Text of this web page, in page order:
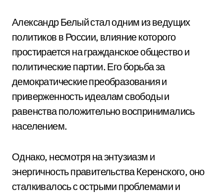
Александр Белый стал одним из ведущих
политиков в России, влияние которого
простирается на гражданское общество и
политические партии. Его борьба за
демократические преобразования и
приверженность идеалам свободы и
равенства положительно воспринимались
населением.
Однако, несмотря на энтузиазм и
энергичность правительства Керенского, оно
сталкивалось с острыми проблемами и